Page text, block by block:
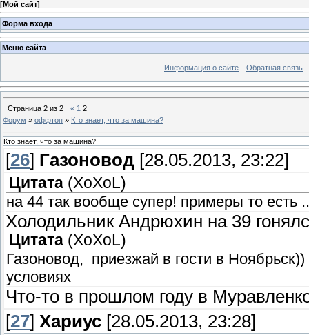
[Мой сайт]
Форма входа
Меню сайта
Информация о сайте Обратная связь
Страница 2 из 2 « 1 2
Форум » оффтоп » Кто знает, что за машина?
Кто знает, что за машина?
[26] Газоновод [28.05.2013, 23:22]
Цитата (XoXoL)
на 44 так вообще супер! примеры то
Холодильник Андрюхин на 39
Цитата (XoXoL)
Газоновод, приезжай в гости в
условиях
Что-то в прошлом году в
[27] Хариус [28.05.2013, 23:28]